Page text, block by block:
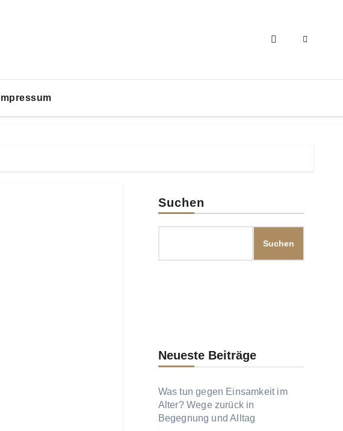
Impressum
Suchen
Suchen
Neueste Beiträge
Was tun gegen Einsamkeit im
Alter? Wege zurück in
Begegnung und Alltag